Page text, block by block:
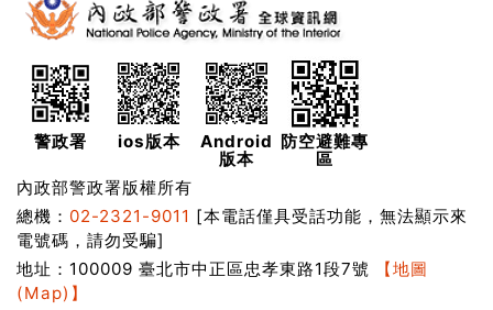
警政署 ios版本
Android
版本
防空避難專
區
內政部警政署版權所有
總機： 02-2321-9011 [本電話僅具受話功能，無法顯示來
電號碼，請勿受騙]
地址：100009 臺北市中正區忠孝東路1段7號
【地圖
(Map)】